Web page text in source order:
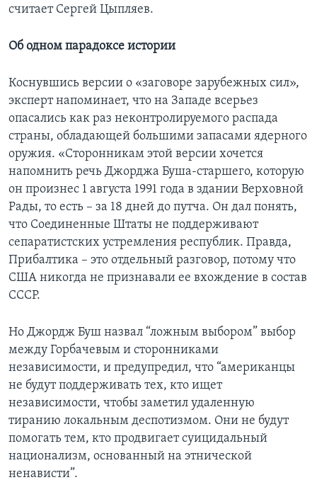
считает Сергей Цыпляев.
Об одном парадоксе истории
Коснувшись версии о «заговоре зарубежных сил»,
эксперт напоминает, что на Западе всерьез
опасались как раз неконтролируемого распада
страны, обладающей большими запасами ядерного
оружия. «Сторонникам этой версии хочется
напомнить речь Джорджа Буша-старшего, которую
он произнес 1 августа 1991 года в здании Верховной
Рады, то есть – за 18 дней до путча. Он дал понять,
что Соединенные Штаты не поддерживают
сепаратистских устремления республик. Правда,
Прибалтика – это отдельный разговор, потому что
США никогда не признавали ее вхождение в состав
СССР.
Но Джордж Буш назвал “ложным выбором” выбор
между Горбачевым и сторонниками
независимости, и предупредил, что “американцы
не будут поддерживать тех, кто ищет
независимости, чтобы заметил удаленную
тиранию локальным деспотизмом. Они не будут
помогать тем, кто продвигает суицидальный
национализм, основанный на этнической
ненависти”.